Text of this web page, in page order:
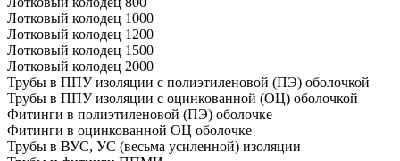
Лотковый колодец 1000
Лотковый колодец 1200
Лотковый колодец 1500
Лотковый колодец 2000
Трубы в ППУ изоляции с полиэтиленовой (ПЭ) оболочкой
Трубы в ППУ изоляции с оцинкованной (ОЦ) оболочкой
Фитинги в полиэтиленовой (ПЭ) оболочке
Фитинги в оцинкованной ОЦ оболочке
Трубы в ВУС, УС (весьма усиленной) изоляции